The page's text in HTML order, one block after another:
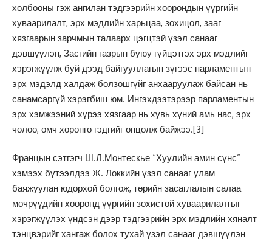
холбооны гэж ангилан тэдгээрийн хоорондын үүргийн
хуваарилалт, эрх мэдлийн харьцаа, зохицол, зааг
хязгаарын зарчмын талаарх цэгцтэй үзэл санааг
дэвшүүлэн, Засгийн газрын буюу гүйцэтгэх эрх мэдлийг
хэрэгжүүлж буй дээд байгууллагын зүгээс парламентын
эрх мэдэлд халдаж болзошгүйг анхааруулаж байсан нь
санамсаргүй хэрэгбиш юм. Ингэхдээтэрээр парламентын
эрх хэмжээний хүрээ хязгаар нь хувь хүний амь нас, эрх
чөлөө, өмч хөрөнгө гэдгийг онцолж байжээ.[3]
Францын сэтгэгч Ш.Л.Монтескье “Хуулийн амин сүнс”
хэмээх бүтээлдээ Ж. Локкийн үзэл санааг улам
баяжуулан юдорхой болгож, төрийн засаглалын салаа
мөчрүүдийн хооронд үүргийн зохистой хуваарилалтыг
хэрэгжүүлэх үндсэн дээр тэдгээрийн эрх мэдлийн хяналт
тэнцвэрийг хангаж болох тухай үзэл санааг дэвшүүлэн